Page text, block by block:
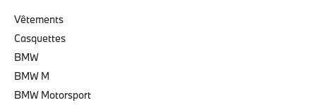
Vêtements
Casquettes
BMW
BMW M
BMW Motorsport